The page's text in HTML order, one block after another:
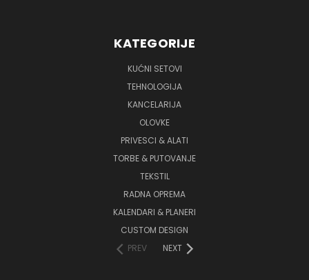
KATEGORIJE
KUĆNI SETOVI
TEHNOLOGIJA
KANCELARIJA
OLOVKE
PRIVESCI & ALATI
TORBE & PUTOVANJE
TEKSTIL
RADNA OPREMA
KALENDARI & PLANERI
CUSTOM DESIGN
PREV
NEXT